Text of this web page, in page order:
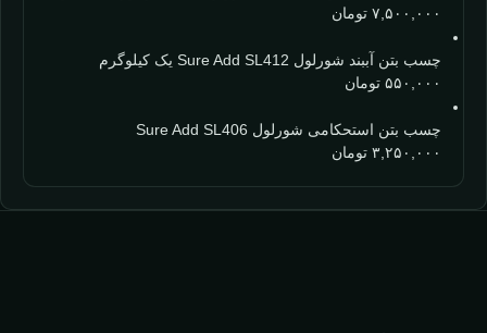
۷,۵۰۰,۰۰۰ تومان
چسب بتن آببند شورلول Sure Add SL412 یک کیلوگرم
۵۵۰,۰۰۰ تومان
چسب بتن استحکامی شورلول Sure Add SL406
۳,۲۵۰,۰۰۰ تومان